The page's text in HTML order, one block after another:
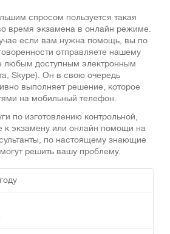
спросом пользуется такая
время экзамена в онлайн режиме.
если вам нужна помощь, вы по
отправляете нашему
любым доступным электронным
Skype). Он в свою очередь
выполняет решение, которое
на мобильный телефон.
по изготовлению контрольной,
к экзамену или онлайн помощи на
по настоящему знающие
решить вашу проблему.